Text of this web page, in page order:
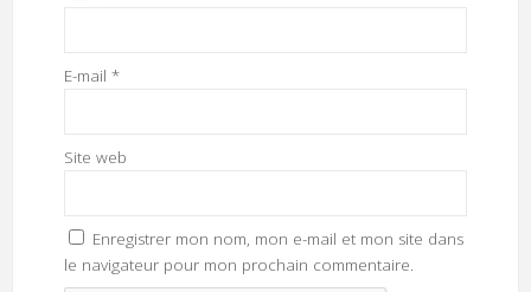
E-mail *
Site web
Enregistrer mon nom, mon e-mail et mon site dans
le navigateur pour mon prochain commentaire.